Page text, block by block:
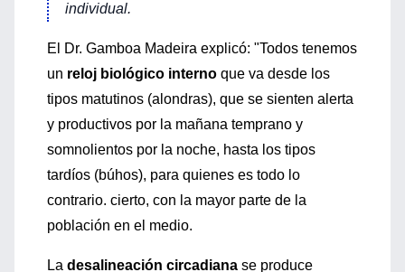
individual.
El Dr. Gamboa Madeira explicó: "Todos tenemos
un reloj biológico interno que va desde los
tipos matutinos (alondras), que se sienten alerta
y productivos por la mañana temprano y
somnolientos por la noche, hasta los tipos
tardíos (búhos), para quienes es todo lo
contrario. cierto, con la mayor parte de la
población en el medio.
La desalineación circadiana se produce